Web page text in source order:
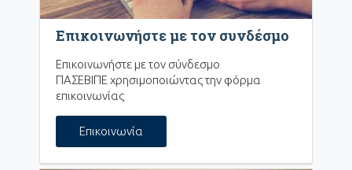
Επικοινωνήστε με τον συνδέσμο
Επικοινωνήστε με τον σύνδεσμο
ΠΑΣΕΒΙΠΕ χρησιμοποιώντας την φόρμα
επικοινωνίας
Επικοινωνία